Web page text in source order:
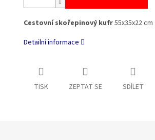
Cestovní skořepinový kufr55x35x22
Detailní informace
TISK ZEPTAT SE SDÍLET